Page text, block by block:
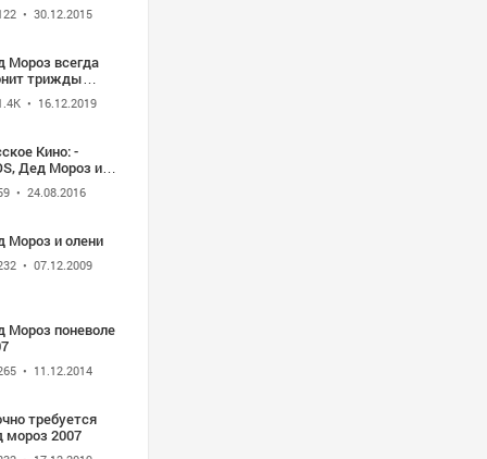
• 30.12.2015
Мороз всегда
трижды
• 16.12.2019
Кино: -
Дед Мороз или
сбудется!» -
* 2015)
• 24.08.2016
Мороз и олени
• 07.12.2009
Мороз поневоле
• 11.12.2014
требуется
мороз 2007